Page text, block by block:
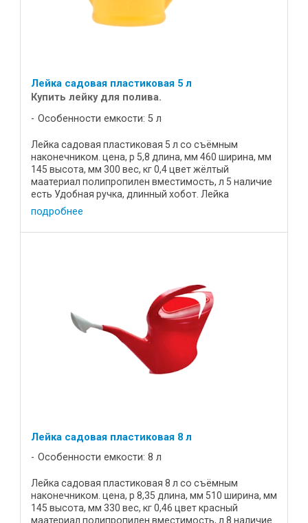
Лейка садовая пластиковая 5 л
Купить лейку для полива.
Особенности емкости: 5 л
Лейка садовая пластиковая 5 л со съёмным
наконечником. цена, р 5,8 длина, мм 460 ширина, мм
145 высота, мм 300 вес, кг 0,4 цвет жёлтый
маатериал полипропилен вместимость, л 5 наличие
есть Удобная ручка, длинный хобот. Лейка
пластмассовая 5 л ...
подробнее
Лейка садовая пластиковая 8 л
Особенности емкости: 8 л
Лейка садовая пластиковая 8 л со съёмным
наконечником. цена, р 8,35 длина, мм 510 ширина, мм
145 высота, мм 330 вес, кг 0,46 цвет красный
маатериал полипропилен вместимость, л 8 наличие